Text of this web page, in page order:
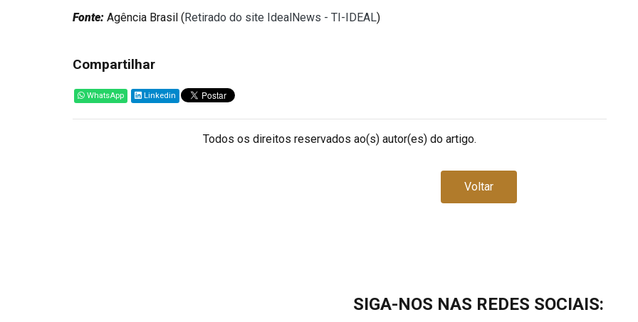
Fonte: Agência Brasil (Retirado do site IdealNews - TI-IDEAL)
Compartilhar
WhatsApp Linkedin
Todos os direitos reservados ao(s) autor(es) do artigo.
Voltar
SIGA-NOS NAS REDES SOCIAIS: